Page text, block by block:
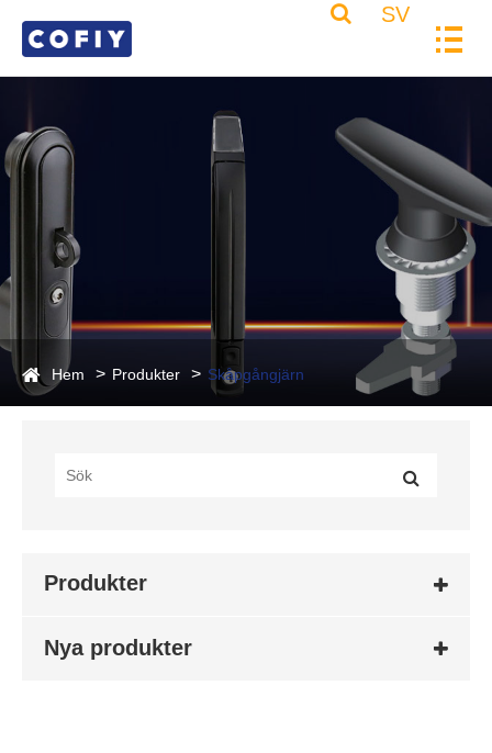
SV
Hem Produkter Skåpgångjärn
Produkter
Nya produkter